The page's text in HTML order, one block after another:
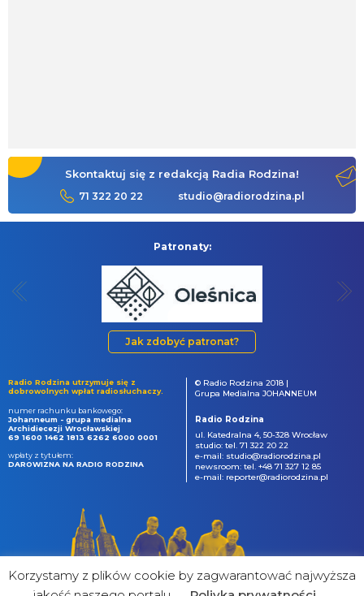
Skontaktuj się z redakcją Radia Rodzina!
71 322 20 22 studio@radiorodzina.pl
Patronaty:
Jak zdobyć patronat?
Radio Rodzina utrzymuje się z
dobrowolnych wpłat radiosłuchaczy.
numer rachunku bankowego:
Johanneum - grupa medialna
Archidiecezji Wrocławskiej
69 1600 1462 1813 6262 6000 0001
wpłaty z tytułem:
DAROWIZNA NA RADIO RODZINA
© Radio Rodzina 2018 |
Grupa Medialna JOHANNEUM
Radio Rodzina
ul. Katedralna 4, 50-328 Wrocław
studio: tel. 71 322 20 22
e-mail: studio@radiorodzina.pl
newsroom: tel. +48 71 327 12 85
e-mail: reporter@radiorodzina.pl
Korzystamy z plików cookie by zagwarantować najwyższa